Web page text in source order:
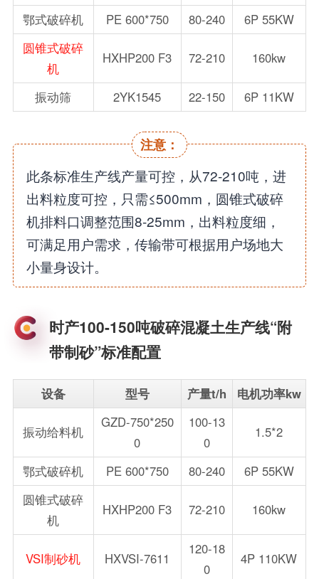
鄂式破碎机 PE 600*750 80-240
6P 55KW
圆锥式破碎
机
HXHP200 F3 72-210 160kw
振动筛 2YK1545 22-150 6P 11KW
注意：
此条标准生产线产量可控，从72-210吨，进
出料粒度可控，只需≤500mm，圆锥式破碎
机排料口调整范围8-25mm，出料粒度细，
可满足用户需求，传输带可根据用户场地大
小量身设计。
时产100-150吨破碎混凝土生产线“附
带制砂”标准配置
设备 型号 产量t/h 电机功率kw
振动给料机
GZD-750*250
0
100-13
0
1.5*2
鄂式破碎机 PE 600*750 80-240
6P 55KW
圆锥式破碎
机
HXHP200 F3 72-210 160kw
VSI制砂机 HXVSI-7611
120-18
0
4P 110KW